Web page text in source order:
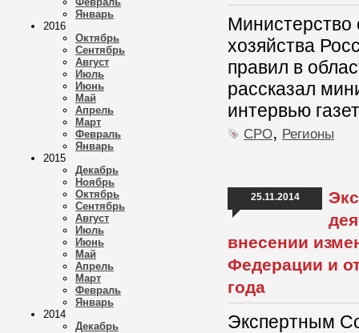
Январь
2016
Октябрь
Сентябрь
Август
Июль
Июнь
Май
Апрель
Март
Февраль
Январь
2015
Декабрь
Ноябрь
Октябрь
Сентябрь
Август
Июль
Июнь
Май
Апрель
Март
Февраль
Январь
2014
Декабрь
Министерство
хозяйства
правил в
рассказал
интервью
СРО, Регионы
25.11.2014
внесении
Федерации и
года
Экспертным